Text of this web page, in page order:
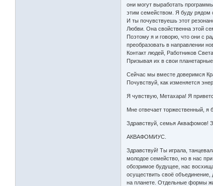
они могут выработать
этим семейством. Я буду рядом
И ты почувствуешь этот
Любви. Она свойственна этой
Поэтому я и говорю, что они с
преобразовать в направлении
Контакт людей, Работников
Призывая их в свои
Сейчас мы вместе доверимся
Почувствуй, как изменяется
Я чувствую, Метахара! Я
Мне отвечает торжественный, я
Здравствуй, семья Аквафомов!
АКВАФОМИУС.
Здравствуй! Ты играла,
молодое семейство, но в нас
обозримое будущее, нас
осуществить своё
на планете. Отдельные формы